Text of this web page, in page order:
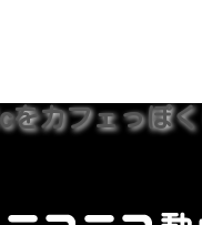
をカフェっぽ